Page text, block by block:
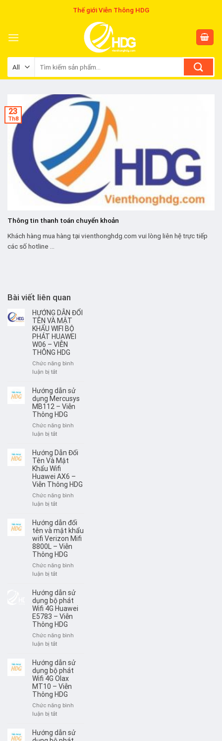
Thế giới Viễn Thông HDG
Thông tin thanh toán chuyển khoản
Khách hàng mua hàng tại vienthonghdg.com vui lòng liên hệ trực tiếp
các số hotline ...
23
Th8
Bài viết liên quan
HƯỚNG DẪN ĐỔI
TÊN VÀ MẬT
KHẨU WIFI BỘ
PHÁT HUAWEI
W06 – VIỄN
THÔNG HDG
Chức năng bình
luận bị tắtở
DẪN
ĐỔI
TÊN
VÀ
MẬT
PHÁT
HUAWEI
W06
–
VIỄN
THÔNG
HDG
Hướng dẫn sử
dụng Mercusys
MB112 – Viễn
Thông HDG
Chức năng bình
luận bị tắtở
dẫn
sử
dụng
Mercusys
MB112
HDG
Hướng Dẫn Đổi
Tên Và Mật
Khẩu Wifi
Huawei AX6 –
Viễn Thông HDG
Chức năng bình
luận bị tắtở
Dẫn
Đổi
Tên
Và
Mật
Khẩu
AX6
–
Viễn
Thông
HDG
Hướng dẫn đổi
tên và mật khẩu
wifi Verizon Mifi
8800L – Viễn
Thông HDG
Chức năng bình
luận bị tắtở
dẫn
đổi
tên
và
mật
khẩu
Mifi
8800L
–
Viễn
Thông
Hướng dẫn sử
dụng bộ phát
Wifi 4G Huawei
E5783 – Viễn
Thông HDG
Chức năng bình
luận bị tắtở
dẫn
sử
dụng
bộ
phát
Wifi
E5783
–
Hướng dẫn sử
dụng bộ phát
Wifi 4G Olax
MT10 – Viễn
Thông HDG
Chức năng bình
luận bị tắtở
dẫn
sử
Hướng dẫn sử